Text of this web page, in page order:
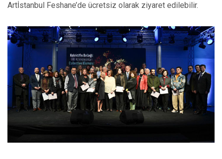
Artİstanbul Feshane’de ücretsiz olarak ziyaret edilebilir.